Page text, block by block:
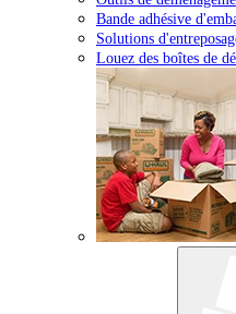
Bande adhésive
Solutions
Louez des boîtes de